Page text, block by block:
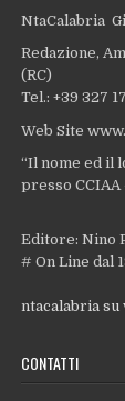
NtaCalabria
Redazione,
(RC)
Tel.: +39 327
Web Site
“Il nome ed il
presso CCIAA
Editore: Nino
# On Line dal
ntacalabria su
CONTATTI